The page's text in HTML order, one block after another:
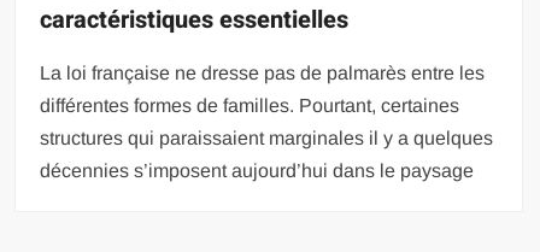
caractéristiques essentielles
La loi française ne dresse pas de palmarès entre les
différentes formes de familles. Pourtant, certaines
structures qui paraissaient marginales il y a quelques
décennies s’imposent aujourd’hui dans le paysage